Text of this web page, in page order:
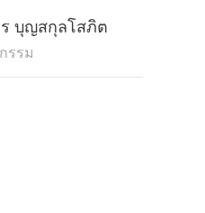
บุญสกุลโสภิต
รรม